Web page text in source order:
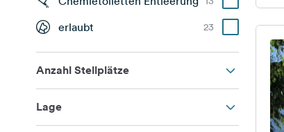
erlaubt 23
Anzahl Stellplätze
Lage